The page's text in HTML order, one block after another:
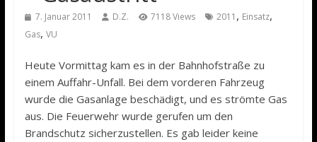
7. Januar 2011 D.Z. 7118 Views 2011 , Einsatz,
Gas, VU
Heute Vormittag kam es in der Bahnhofstraße zu
einem Auffahr-Unfall. Bei dem vorderen Fahrzeug
wurde die Gasanlage beschädigt, und es strömte Gas
aus. Die Feuerwehr wurde gerufen um den
Brandschutz sicherzustellen. Es gab leider keine